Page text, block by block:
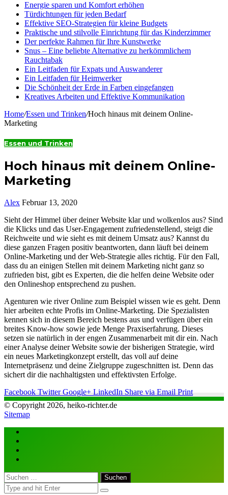
Energie sparen und Komfort erhöhen
Türdichtungen für jeden Bedarf
Effektive SEO-Strategien für kleine Budgets
Praktische und stilvolle Einrichtung für das Kinderzimmer
Der perfekte Rahmen für Ihre Kunstwerke
Snus – Eine beliebte Alternative zu herkömmlichem
Rauchtabak
Ein Leitfaden für Expats und Auswanderer
Ein Leitfaden für Heimwerker
Die Schönheit der Erde in Farben eingefangen
Kreatives Arbeiten und Effektive Kommunikation
Home/Essen und Trinken/Hoch hinaus mit deinem Online-
Marketing
Essen und Trinken
Hoch hinaus mit deinem Online-
Marketing
Alex Februar 13, 2020
Sieht der Himmel über deiner Website klar und wolkenlos aus? Sind
die Klicks und das User-Engagement zufriedenstellend, steigt die
Reichweite und wie sieht es mit deinem Umsatz aus? Kannst du
diese ganzen Fragen positiv beantworten, dann läuft bei deinem
Online-Marketing und der Web-Strategie alles richtig. Für den Fall,
dass du an einigen Stellen mit deinem Marketing nicht ganz so
zufrieden bist, gibt es Experten, die die helfen deine Website oder
den Onlineshop entsprechend zu pushen.
Agenturen wie river Online zum Beispiel wissen wie es geht. Denn
hier arbeiten echte Profis im Online-Marketing. Die Spezialisten
kennen sich in diesem Bereich bestens aus und verfügen über ein
breites Know-how sowie jede Menge Praxiserfahrung. Dieses
setzen sie natürlich in der engen Zusammenarbeit mit dir ein. Nach
einer Analyse deiner Website sowie der bisherigen Strategie, wird
ein neues Marketingkonzept erstellt, das voll auf deine
Internetpräsenz und deine Zielgruppe zugeschnitten ist. Denn das
sichert dir die nachhaltigsten und effektivsten Erfolge.
Facebook Twitter Google+ LinkedIn Share via Email Print
© Copyright 2026, heiko-richter.de
Sitemap
Close
Suchen
nach: